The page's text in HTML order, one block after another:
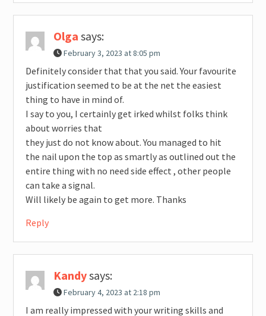
Olga says:
February 3, 2023 at 8:05 pm
Definitely consider that that you said. Your favourite
justification seemed to be at the net the easiest
thing to have in mind of.
I say to you, I certainly get irked whilst folks think
about worries that
they just do not know about. You managed to hit
the nail upon the top as smartly as outlined out the
entire thing with no need side effect , other people
can take a signal.
Will likely be again to get more. Thanks
Reply
Kandysays:
February 4, 2023 at 2:18 pm
I am really impressed with your writing skills and